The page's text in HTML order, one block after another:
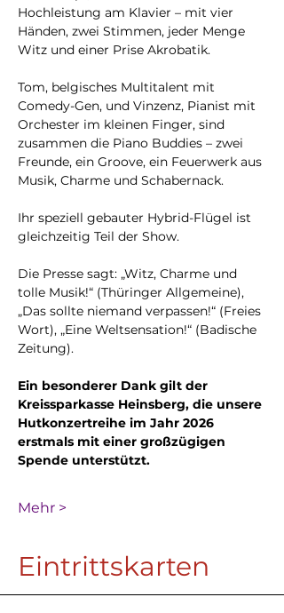
Hochleistung am Klavier – mit vier
Händen, zwei Stimmen, jeder Menge
Witz und einer Prise Akrobatik.
Tom, belgisches Multitalent mit
Comedy-Gen, und Vinzenz, Pianist mit
Orchester im kleinen Finger, sind
zusammen die Piano Buddies – zwei
Freunde, ein Groove, ein Feuerwerk aus
Musik, Charme und Schabernack.
Ihr speziell gebauter Hybrid-Flügel ist
gleichzeitig Teil der Show.
Die Presse sagt: „Witz, Charme und
tolle Musik!“ (Thüringer Allgemeine),
„Das sollte niemand verpassen!“ (Freies
Wort), „Eine Weltsensation!“ (Badische
Zeitung).
Ein besonderer Dank gilt der
Kreissparkasse Heinsberg, die unsere
Hutkonzertreihe im Jahr 2026
erstmals mit einer großzügigen
Spende unterstützt.
Mehr >
Eintrittskarten